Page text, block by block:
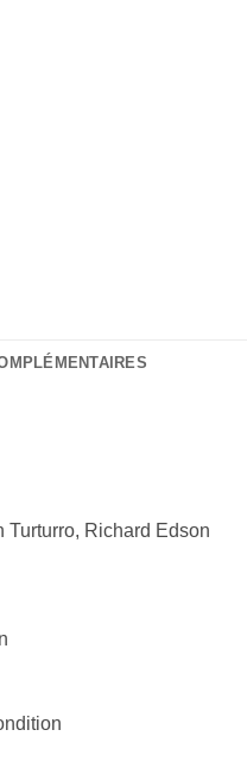
Turturro, Richard Edson